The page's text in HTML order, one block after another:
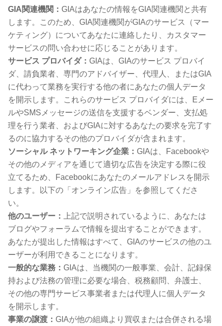
GIA関連機関： GIAはあなたの情報をGIA関連機関と共有
します。このため、GIA関連機関がGIAのサービス（マー
ケティング）についてあなたに連絡したり、カスタマー
サービスの問い合わせに応じることがあります。
サービス プロバイダ： GIAは、GIAのサービス プロバイ
ダ、請負業者、専門のアドバイザー、代理人、またはGIA
に代わって業務を実行する他の者にあなたの個人データ
を開示します。これらのサービス プロバイダには、Eメー
ルやSMSメッセージの送信を支援するベンダー、支払処
理を行う業者、およびGIAに対するあなたの要求を完了す
るのに協力するその他のプロバイダが含まれます。
ソーシャル ネットワーキング企業： GIAは、Facebookや
その他のメディアを通じて適切な広告を決定する際に役
立てるため、Facebookにあなたのメールアドレスを開示
します。以下の「オンライン広告」を参照してくださ
い。
他のユーザー：
上記で説明されているように、あなたは
ブログやフォーラムで情報を提出することができます。
あなたが提出した情報はすべて、GIAのサービスの他のユ
ーザーが利用できることになります。
一般的な業務： GIAは、当機関の一般事業、会計、記録保
持および法務の管理に必要な場合、税務顧問、弁護士、
その他の専門サービス事業者または代理人に個人データ
を開示します。
事業の譲渡： GIAが他の組織より買収または合併される場